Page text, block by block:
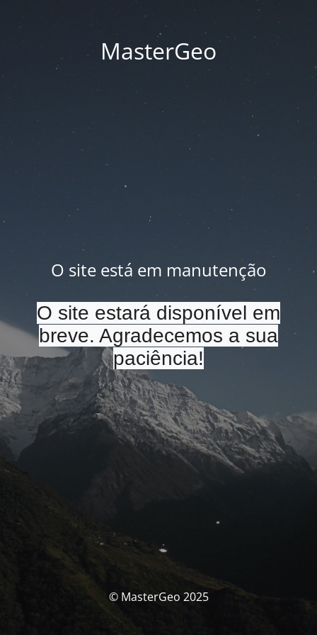
MasterGeo
O site está em manutenção
O site estará disponível em
breve. Agradecemos a sua
paciência!
© MasterGeo 2025